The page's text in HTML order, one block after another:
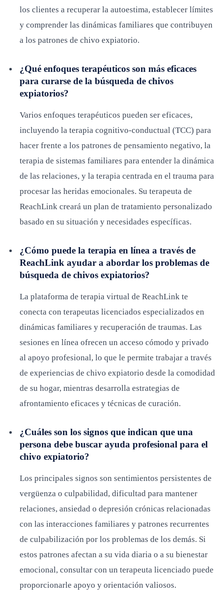
los clientes a recuperar la autoestima, establecer límites
y comprender las dinámicas familiares que contribuyen
a los patrones de chivo expiatorio.
¿Qué enfoques terapéuticos son más eficaces
para curarse de la búsqueda de chivos
expiatorios?
Varios enfoques terapéuticos pueden ser eficaces,
incluyendo la terapia cognitivo-conductual (TCC) para
hacer frente a los patrones de pensamiento negativo, la
terapia de sistemas familiares para entender la dinámica
de las relaciones, y la terapia centrada en el trauma para
procesar las heridas emocionales. Su terapeuta de
ReachLink creará un plan de tratamiento personalizado
basado en su situación y necesidades específicas.
¿Cómo puede la terapia en línea a través de
ReachLink ayudar a abordar los problemas de
búsqueda de chivos expiatorios?
La plataforma de terapia virtual de ReachLink te
conecta con terapeutas licenciados especializados en
dinámicas familiares y recuperación de traumas. Las
sesiones en línea ofrecen un acceso cómodo y privado
al apoyo profesional, lo que le permite trabajar a través
de experiencias de chivo expiatorio desde la comodidad
de su hogar, mientras desarrolla estrategias de
afrontamiento eficaces y técnicas de curación.
¿Cuáles son los signos que indican que una
persona debe buscar ayuda profesional para el
chivo expiatorio?
Los principales signos son sentimientos persistentes de
vergüenza o culpabilidad, dificultad para mantener
relaciones, ansiedad o depresión crónicas relacionadas
con las interacciones familiares y patrones recurrentes
de culpabilización por los problemas de los demás. Si
estos patrones afectan a su vida diaria o a su bienestar
emocional, consultar con un terapeuta licenciado puede
proporcionarle apoyo y orientación valiosos.